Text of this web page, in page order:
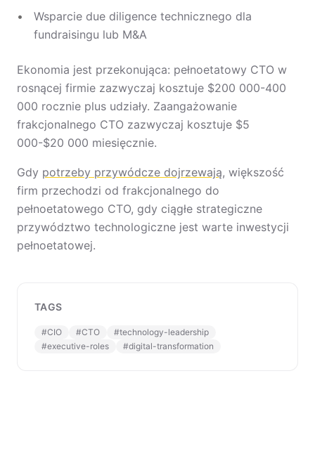
Wsparcie due diligence technicznego dla
fundraisingu lub M&A
Ekonomia jest przekonująca: pełnoetatowy CTO w
rosnącej firmie zazwyczaj kosztuje $200 000-400
000 rocznie plus udziały. Zaangażowanie
frakcjonalnego CTO zazwyczaj kosztuje $5
000-$20 000 miesięcznie.
Gdy potrzeby przywódcze dojrzewają, większość
firm przechodzi od frakcjonalnego do
pełnoetatowego CTO, gdy ciągłe strategiczne
przywództwo technologiczne jest warte inwestycji
pełnoetatowej.
TAGS
#CIO #CTO #technology-leadership
#executive-roles #digital-transformation